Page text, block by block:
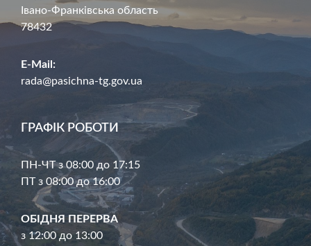
Івано-Франківська область
78432
E-Mail:
rada@pasichna-tg.gov.ua
ГРАФІК РОБОТИ
ПН-ЧТ з 08:00 до 17:15
ПТ з 08:00 до 16:00
ОБІДНЯ ПЕРЕРВА
з 12:00 до 13:00